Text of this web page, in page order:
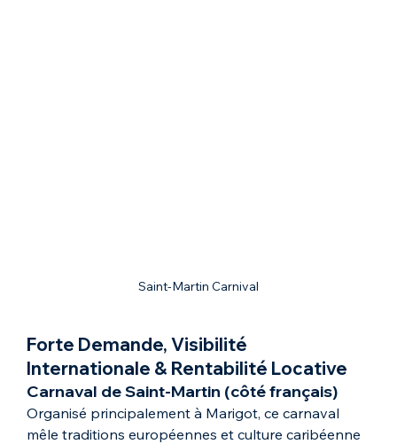
Saint-Martin Carnival
Forte Demande, Visibilité
Internationale & Rentabilité Locative
Carnaval de Saint-Martin (côté français)
Organisé principalement à Marigot, ce carnaval
mêle traditions européennes et culture caribéenne